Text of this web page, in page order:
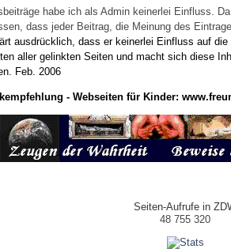
habe ich als Admin keinerlei Einfluss.
dass jeder Beitrag, die Meinung des
ausdrücklich, dass er keinerlei Einfluss auf
aller gelinkten Seiten und macht sich diese
Feb. 2006
- Webseiten für Kinder:
Seiten-Aufrufe in
48 755 320